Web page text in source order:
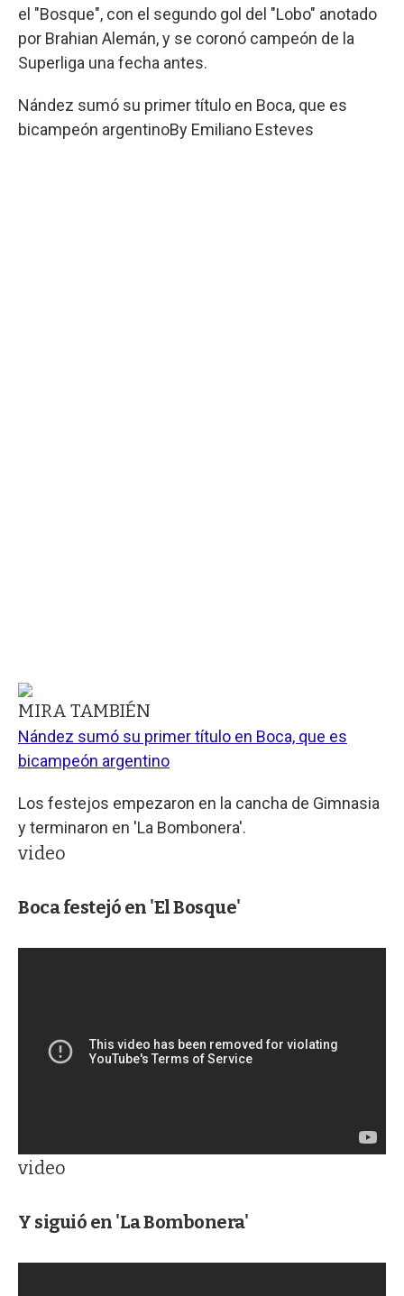
el "Bosque", con el segundo gol del "Lobo" anotado
por Brahian Alemán, y se coronó campeón de la
Superliga una fecha antes.
Nández sumó su primer título en Boca, que es
bicampeón argentinoBy Emiliano Esteves
MIRA TAMBIÉN
Nández sumó su primer título en Boca, que es
bicampeón argentino
Los festejos empezaron en la cancha de Gimnasia
y terminaron en 'La Bombonera'.
video
Boca festejó en 'El Bosque'
video
Y siguió en 'La Bombonera'